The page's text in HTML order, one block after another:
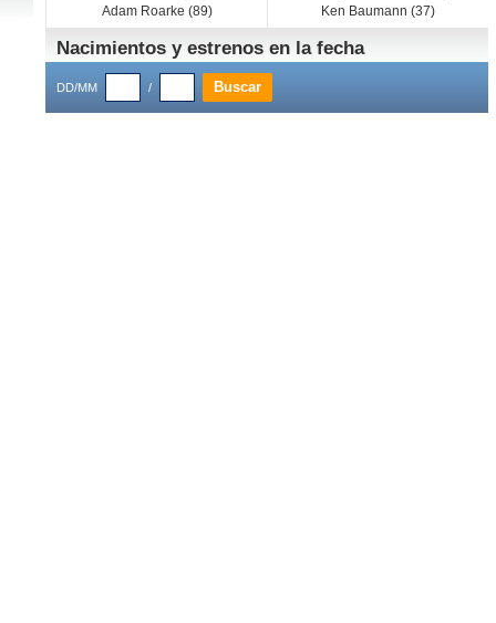
Adam Roarke (89)
Ken Baumann (37)
Nacimientos y estrenos en la fecha
DD/MM /